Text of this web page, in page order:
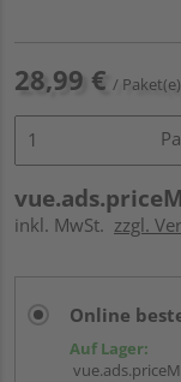
28,99 € / Paket(e)
inkl. MwSt. zzgl.
Online
Auf Lager: